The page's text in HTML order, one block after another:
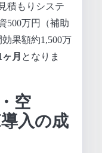
積もりシステ
500万円（補助
果額約1,500万
月 となりま
空
入の成